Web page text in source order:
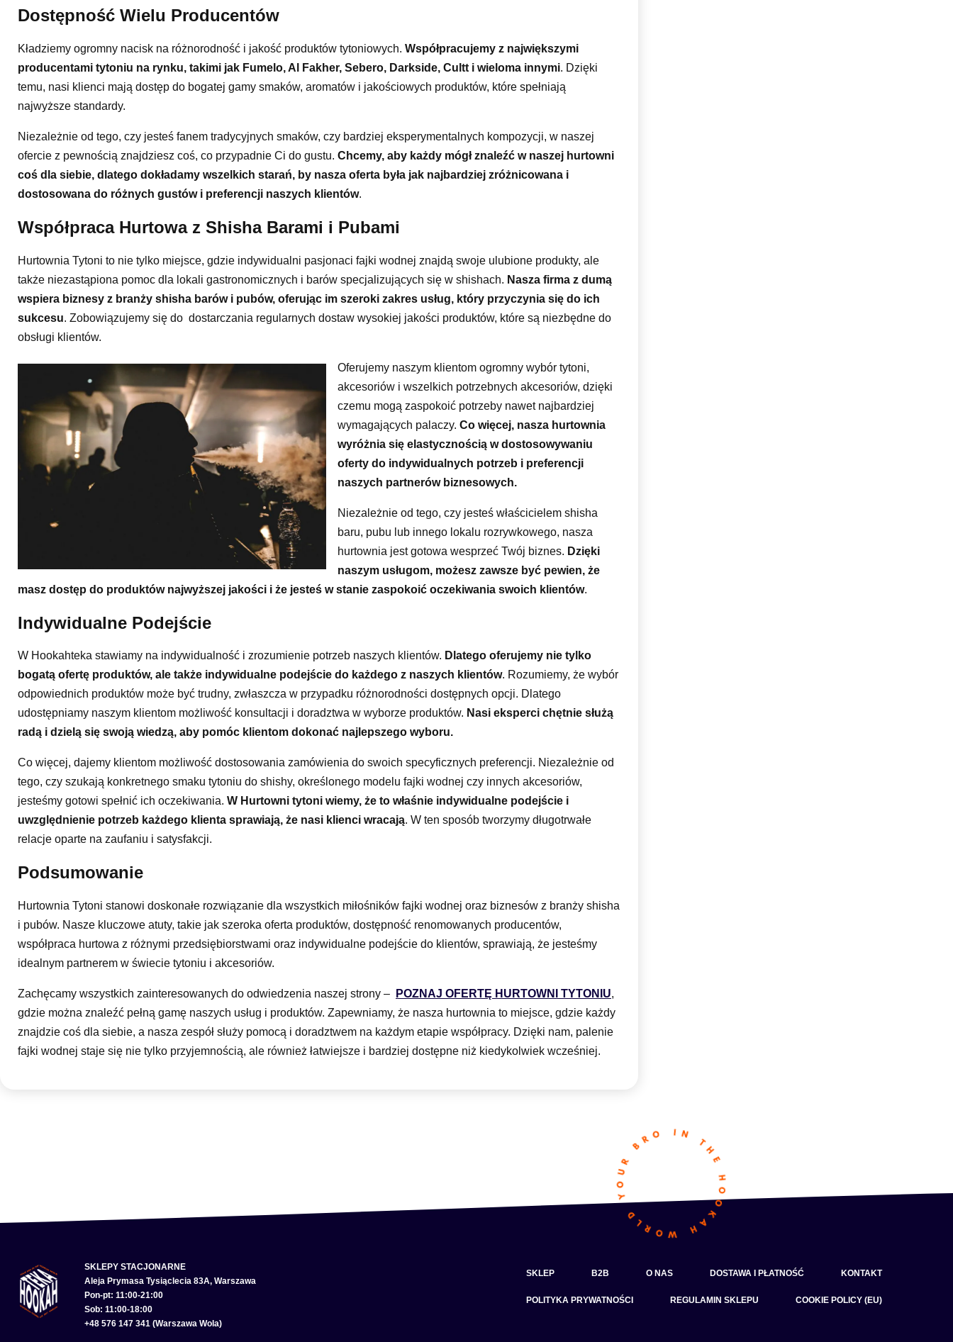
Dostępność Wielu Producentów
Kładziemy ogromny nacisk na różnorodność i jakość produktów tytoniowych. Współpracujemy z największymi
producentami tytoniu na rynku, takimi jak Fumelo, Al Fakher, Sebero, Darkside, Cultt i wieloma innymi. Dzięki
temu, nasi klienci mają dostęp do bogatej gamy smaków, aromatów i jakościowych produktów, które spełniają
najwyższe standardy.
Niezależnie od tego, czy jesteś fanem tradycyjnych smaków, czy bardziej eksperymentalnych kompozycji, w naszej
ofercie z pewnością znajdziesz coś, co przypadnie Ci do gustu. Chcemy, aby każdy mógł znaleźć w naszej hurtowni
coś dla siebie, dlatego dokładamy wszelkich starań, by nasza oferta była jak najbardziej zróżnicowana i
dostosowana do różnych gustów i preferencji naszych klientów.
Współpraca Hurtowa z Shisha Barami i Pubami
Hurtownia Tytoni to nie tylko miejsce, gdzie indywidualni pasjonaci fajki wodnej znajdą swoje ulubione produkty, ale
także niezastąpiona pomoc dla lokali gastronomicznych i barów specjalizujących się w shishach. Nasza firma z dumą
wspiera biznesy z branży shisha barów i pubów, oferując im szeroki zakres usług, który przyczynia się do ich
sukcesu. Zobowiązujemy się do dostarczania regularnych dostaw wysokiej jakości produktów, które są niezbędne do
obsługi klientów.
Oferujemy naszym klientom ogromny wybór tytoni,
akcesoriów i wszelkich potrzebnych akcesoriów, dzięki
czemu mogą zaspokoić potrzeby nawet najbardziej
wymagających palaczy. Co więcej, nasza hurtownia
wyróżnia się elastycznością w dostosowywaniu
oferty do indywidualnych potrzeb i preferencji
naszych partnerów biznesowych.
Niezależnie od tego, czy jesteś właścicielem shisha
baru, pubu lub innego lokalu rozrywkowego, nasza
hurtownia jest gotowa wesprzeć Twój biznes. Dzięki
naszym usługom, możesz zawsze być pewien, że
masz dostęp do produktów najwyższej jakości i że jesteś w stanie zaspokoić oczekiwania swoich klientów.
Indywidualne Podejście
W Hookahteka stawiamy na indywidualność i zrozumienie potrzeb naszych klientów. Dlatego oferujemy nie tylko
bogatą ofertę produktów, ale także indywidualne podejście do każdego z naszych klientów. Rozumiemy, że wybór
odpowiednich produktów może być trudny, zwłaszcza w przypadku różnorodności dostępnych opcji. Dlatego
udostępniamy naszym klientom możliwość konsultacji i doradztwa w wyborze produktów. Nasi eksperci chętnie służą
radą i dzielą się swoją wiedzą, aby pomóc klientom dokonać najlepszego wyboru.
Co więcej, dajemy klientom możliwość dostosowania zamówienia do swoich specyficznych preferencji. Niezależnie od
tego, czy szukają konkretnego smaku tytoniu do shishy, określonego modelu fajki wodnej czy innych akcesoriów,
jesteśmy gotowi spełnić ich oczekiwania. W Hurtowni tytoni wiemy, że to właśnie indywidualne podejście i
uwzględnienie potrzeb każdego klienta sprawiają, że nasi klienci wracają. W ten sposób tworzymy długotrwałe
relacje oparte na zaufaniu i satysfakcji.
Podsumowanie
Hurtownia Tytoni stanowi doskonałe rozwiązanie dla wszystkich miłośników fajki wodnej oraz biznesów z branży shisha
i pubów. Nasze kluczowe atuty, takie jak szeroka oferta produktów, dostępność renomowanych producentów,
współpraca hurtowa z różnymi przedsiębiorstwami oraz indywidualne podejście do klientów, sprawiają, że jesteśmy
idealnym partnerem w świecie tytoniu i akcesoriów.
Zachęcamy wszystkich zainteresowanych do odwiedzenia naszej strony – POZNAJ OFERTĘ HURTOWNI TYTONIU,
gdzie można znaleźć pełną gamę naszych usług i produktów. Zapewniamy, że nasza hurtownia to miejsce, gdzie każdy
znajdzie coś dla siebie, a nasza zespół służy pomocą i doradztwem na każdym etapie współpracy. Dzięki nam, palenie
fajki wodnej staje się nie tylko przyjemnością, ale również łatwiejsze i bardziej dostępne niż kiedykolwiek wcześniej.
SKLEPY STACJONARNE
Aleja Prymasa Tysiąclecia 83A, Warszawa
Pon-pt: 11:00-21:00
Sob: 11:00-18:00
+48 576 147 341 (Warszawa Wola)
SKLEP B2B O NAS DOSTAWA I PŁATNOŚĆ KONTAKT
POLITYKA PRYWATNOŚCI REGULAMIN SKLEPU COOKIE POLICY (EU)